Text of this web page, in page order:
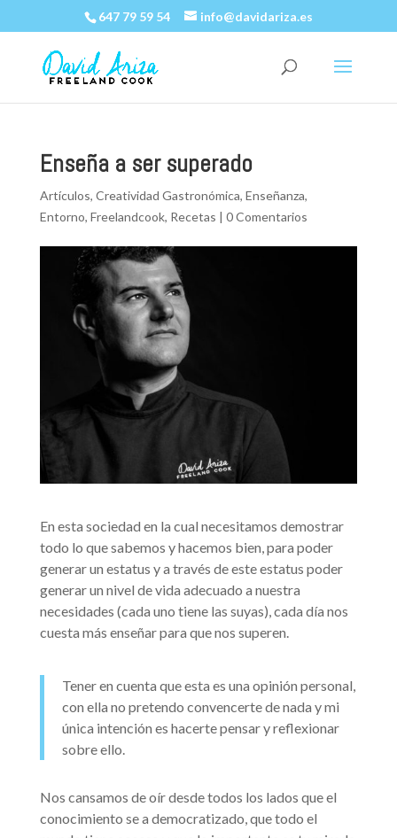
647 79 59 54 info@davidariza.es
Enseña a ser superado
Artículos, Creatividad Gastronómica, Enseñanza,
Entorno, Freelandcook, Recetas | 0 Comentarios
En esta sociedad en la cual necesitamos demostrar
todo lo que sabemos y hacemos bien, para poder
generar un estatus y a través de este estatus poder
generar un nivel de vida adecuado a nuestra
necesidades (cada uno tiene las suyas), cada día nos
cuesta más enseñar para que nos superen.
Tener en cuenta que esta es una opinión personal,
con ella no pretendo convencerte de nada y mi
única intención es hacerte pensar y reflexionar
sobre ello.
Nos cansamos de oír desde todos los lados que el
conocimiento se a democratizado, que todo el